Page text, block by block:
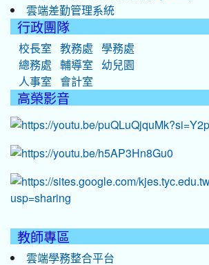
雲端差勤管理系統
行政團隊
校長室 教務處
學務處
總務處
輔導室
幼兒園
人事室
會計室
高榮影音
教師專區
雲端學務整合平台